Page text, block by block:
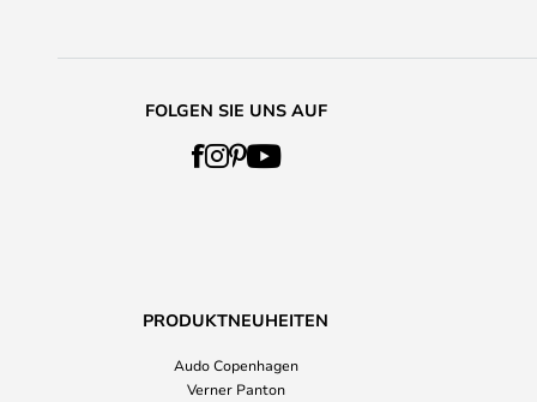
FOLGEN SIE UNS AUF
PRODUKTNEUHEITEN
Audo Copenhagen
Verner Panton